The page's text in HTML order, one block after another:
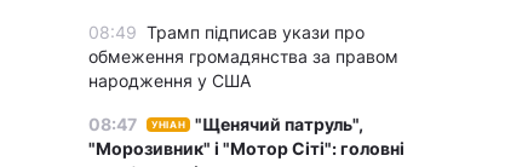
08:49 Трамп підписав укази про
обмеження громадянства за правом
народження у США
08:47 УНІАН
"Щенячий патруль",
"Морозивник" і "Мотор Сіті": головні